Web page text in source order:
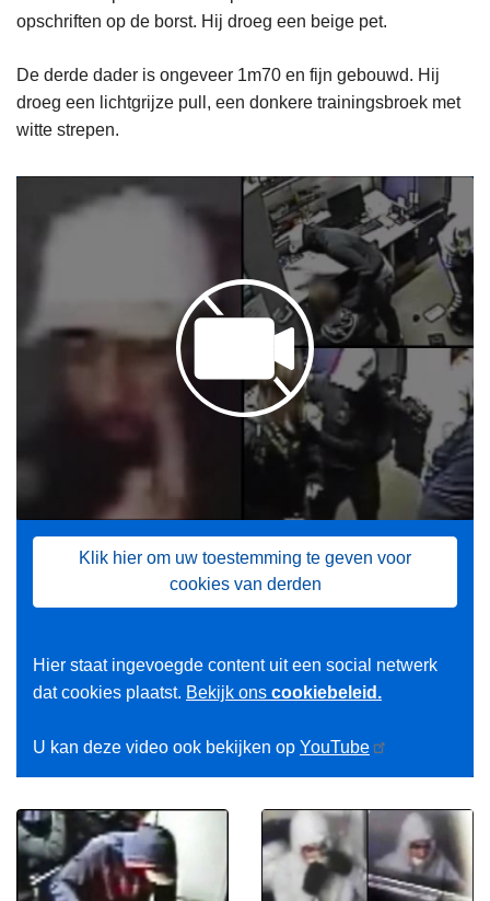
opschriften op de borst. Hij droeg een beige pet.
De derde dader is ongeveer 1m70 en fijn gebouwd. Hij
droeg een lichtgrijze pull, een donkere trainingsbroek met
witte strepen.
Klik hier om uw toestemming te geven voor
cookies van derden
Hier staat ingevoegde content uit een social netwerk
dat cookies plaatst. Bekijk ons cookiebeleid.
U kan deze video ook bekijken op YouTube